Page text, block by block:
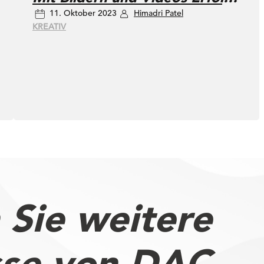
bei der
Suchmaschinenoptimierung
11. Oktober 2023
Himadri Patel
KREATIV
weitere